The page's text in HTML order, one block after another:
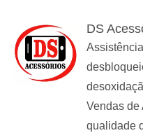
DS
Vendas de
qualidade